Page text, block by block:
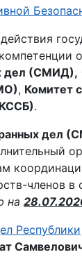
дел (СМИД),
, Комитет
.
дел
членов в
на 28
Республики